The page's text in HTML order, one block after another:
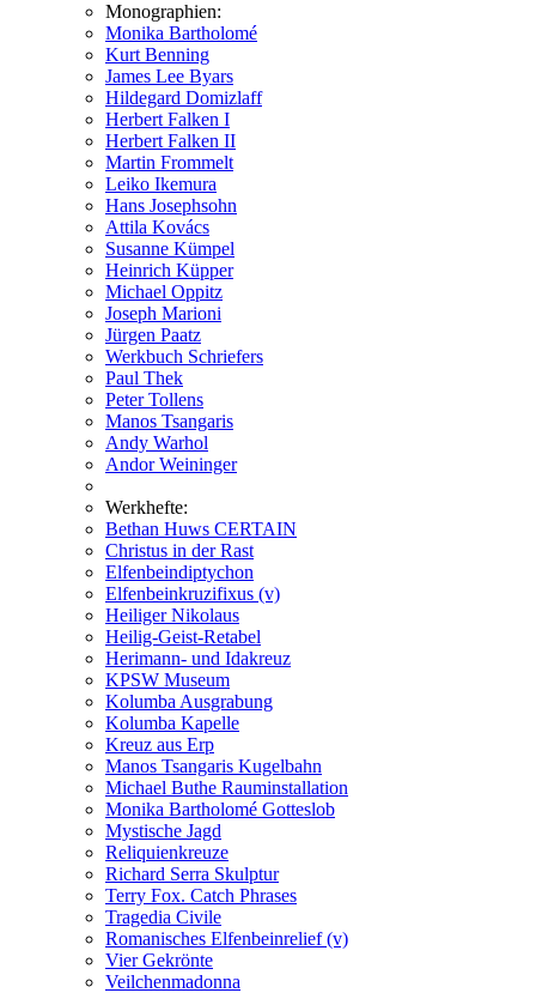
Monographien:
Monika Bartholomé
Kurt Benning
James Lee Byars
Hildegard Domizlaff
Herbert Falken I
Herbert Falken II
Martin Frommelt
Leiko Ikemura
Hans Josephsohn
Attila Kovács
Susanne Kümpel
Heinrich Küpper
Michael Oppitz
Joseph Marioni
Jürgen Paatz
Werkbuch Schriefers
Paul Thek
Peter Tollens
Manos Tsangaris
Andy Warhol
Andor Weininger
Werkhefte:
Bethan Huws CERTAIN
Christus in der Rast
Elfenbeindiptychon
Elfenbeinkruzifixus (v)
Heiliger Nikolaus
Heilig-Geist-Retabel
Herimann- und Idakreuz
KPSW Museum
Kolumba Ausgrabung
Kolumba Kapelle
Kreuz aus Erp
Manos Tsangaris Kugelbahn
Michael Buthe Rauminstallation
Monika Bartholomé Gotteslob
Mystische Jagd
Reliquienkreuze
Richard Serra Skulptur
Terry Fox. Catch Phrases
Tragedia Civile
Romanisches Elfenbeinrelief (v)
Vier Gekrönte
Veilchenmadonna